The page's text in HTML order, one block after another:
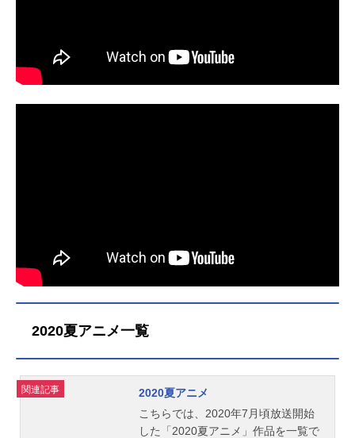
2020夏アニメ一覧
関連記事
2020夏アニメ
こちらでは、2020年7月頃放送開始
した「2020夏アニメ」作品を一覧で